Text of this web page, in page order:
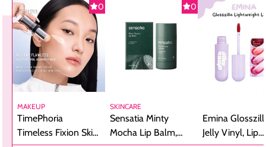
0
MAKEUP
TimePhoria
Timeless Fixion Skin
0
SKINCARE
Sensatia Minty
Mocha Lip Balm,
Emina
Jelly Vinyl, Lip